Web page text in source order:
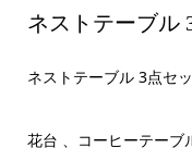
ネストテーブル
ネストテーブル 3点セ
花台 、コーヒーテーブ